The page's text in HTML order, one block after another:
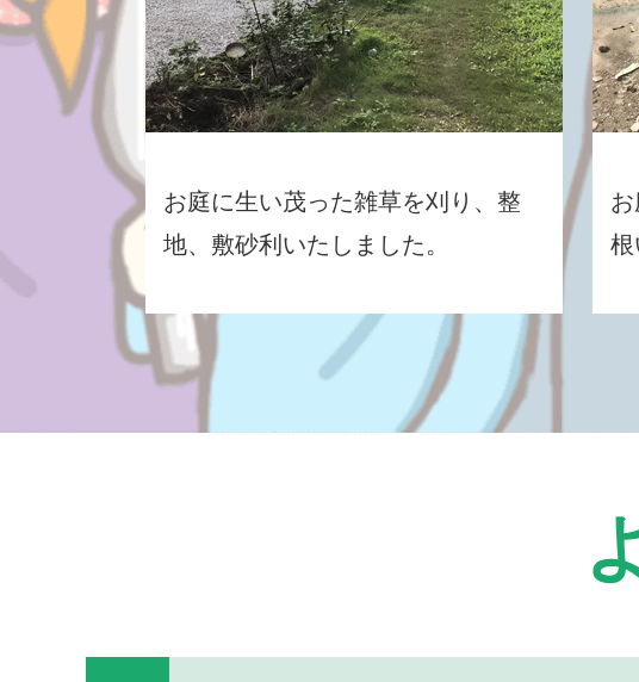
お庭に生い茂った雑草を刈り、整
地、敷砂利いたしました。
根